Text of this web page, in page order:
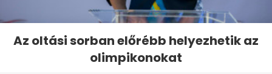
Az oltási sorban előrébb helyezhetik az
olimpikonokat